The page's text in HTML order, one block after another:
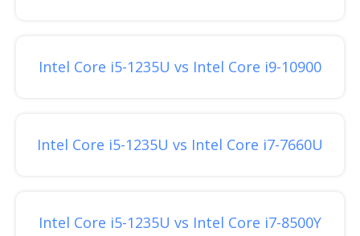
Intel Core i5-1235U vs Intel Core i9-10900
Intel Core i5-1235U vs Intel Core i7-7660U
Intel Core i5-1235U vs Intel Core i7-8500Y